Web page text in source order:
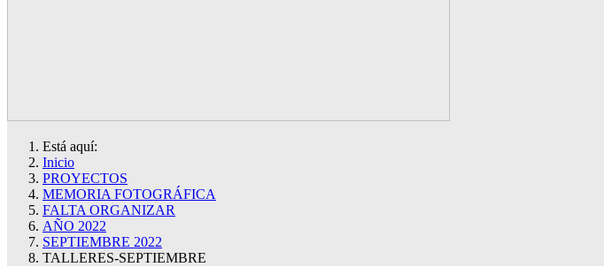
Está aquí:
Inicio
PROYECTOS
MEMORIA FOTOGRÁFICA
FALTA ORGANIZAR
AÑO 2022
SEPTIEMBRE 2022
TALLERES-SEPTIEMBRE